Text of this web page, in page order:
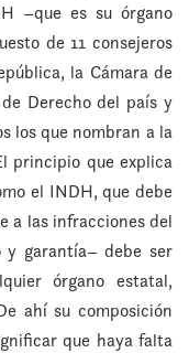
–que es su órgano
de 11 consejeros
la Cámara de
Derecho del país y
los que nombran a la
principio que explica
el INDH, que debe
a las infracciones del
y garantía– debe ser
órgano estatal,
ahí su composición
que haya falta